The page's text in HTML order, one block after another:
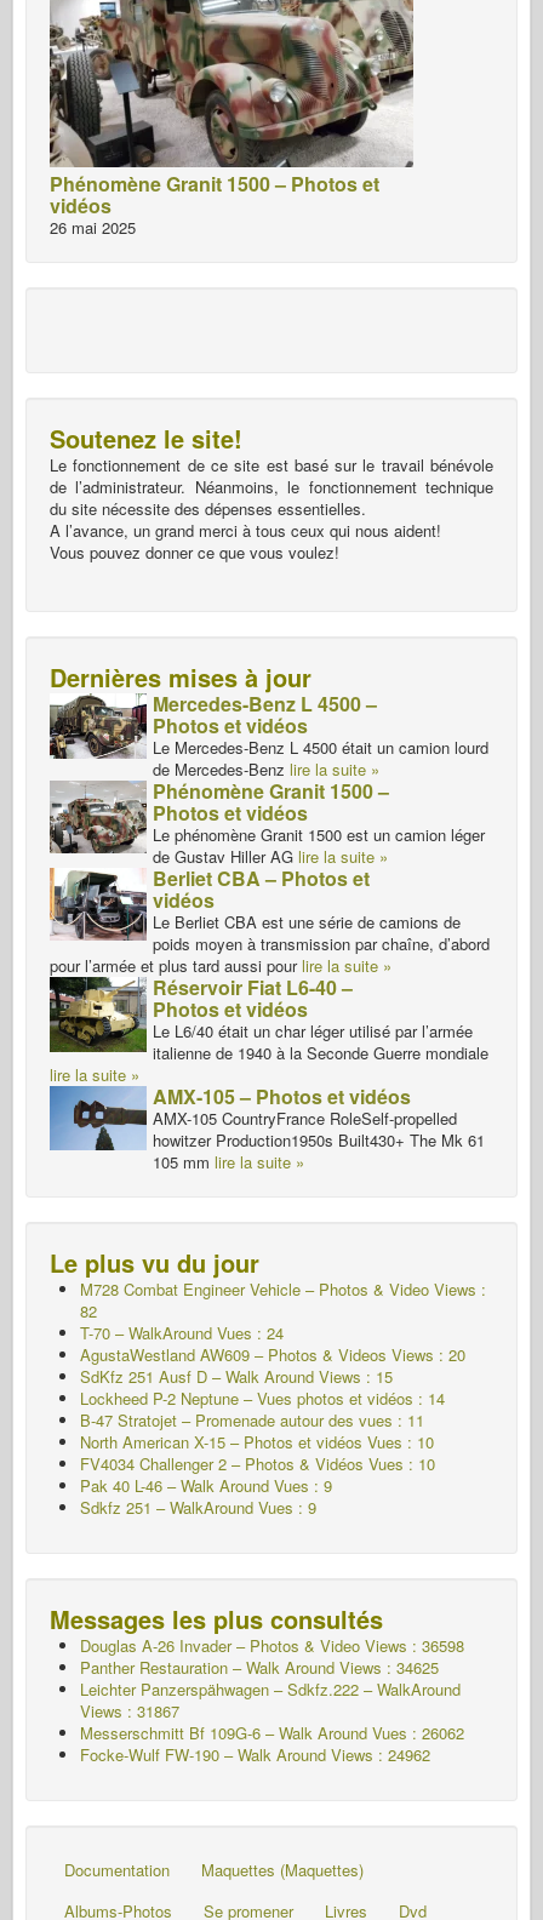
Phénomène Granit 1500 – Photos et
vidéos
26 mai 2025
Soutenez le site!
Le fonctionnement de ce site est basé sur le travail bénévole
de l’administrateur. Néanmoins, le fonctionnement technique
du site nécessite des dépenses essentielles.
A l’avance, un grand merci à tous ceux qui nous aident!
Vous pouvez donner ce que vous voulez!
Dernières mises à jour
Mercedes-Benz L 4500 –
Photos et vidéos
Le Mercedes-Benz L 4500 était un camion lourd
de Mercedes-Benz lire la suite »
Phénomène Granit 1500 –
Photos et vidéos
Le phénomène Granit 1500 est un camion léger
de Gustav Hiller AG lire la suite »
Berliet CBA – Photos et
vidéos
Le Berliet CBA est une série de camions de
poids moyen à transmission par chaîne, d’abord
pour l’armée et plus tard aussi pourlire la suite »
Réservoir Fiat L6-40 –
Photos et vidéos
Le L6/40 était un char léger utilisé par l’armée
italienne de 1940 à la Seconde Guerre mondiale
lire la suite »
AMX-105 – Photos et vidéos
AMX-105 CountryFrance RoleSelf-propelled
howitzer Production1950s Built430+ The Mk 61
105 mm lire la suite »
Le plus vu du jour
M728 Combat Engineer Vehicle – Photos & Video Views :
82
T-70 – WalkAround Vues : 24
AgustaWestland AW609 – Photos & Videos Views : 20
SdKfz 251 Ausf D – Walk Around Views : 15
Lockheed P-2 Neptune – Vues photos et vidéos : 14
B-47 Stratojet – Promenade autour des vues : 11
North American X-15 – Photos et vidéos Vues : 10
FV4034 Challenger 2 – Photos & Vidéos Vues : 10
Pak 40 L-46 – Walk Around Vues : 9
Sdkfz 251 – WalkAround Vues : 9
Messages les plus consultés
Douglas A-26 Invader – Photos & Video Views : 36598
Panther Restauration – Walk Around Views : 34625
Leichter Panzerspähwagen – Sdkfz.222 – WalkAround
Views : 31867
Messerschmitt Bf 109G-6 – Walk Around Vues : 26062
Focke-Wulf FW-190 – Walk Around Views : 24962
Documentation
Maquettes (Maquettes)
Albums-Photos
Se promener Livres Dvd